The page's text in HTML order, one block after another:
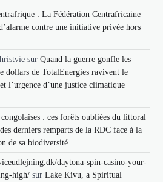
: La Fédération Centrafricaine
contre une initiative privée hors
surQuand la guerre gonfle les
dollars de TotalEnergies ravivent le
l’urgence d’une justice climatique
: ces forêts oubliées du littoral
derniers remparts de la RDC face à la
de sa biodiversité
daytona-spin-casino-your-
high/ surLake Kivu, a Spiritual